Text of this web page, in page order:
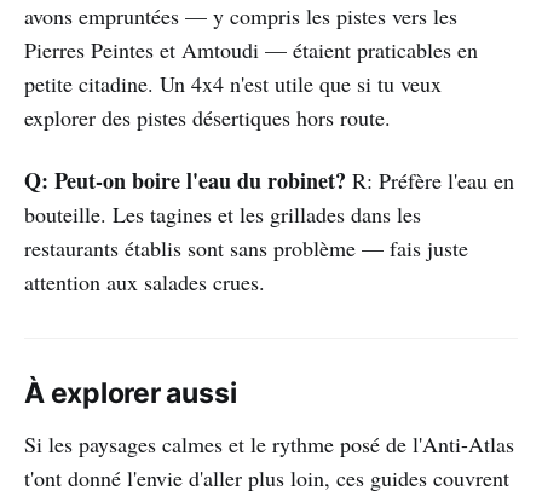
avons empruntées — y compris les pistes vers les
Pierres Peintes et Amtoudi — étaient praticables en
petite citadine. Un 4x4 n'est utile que si tu veux
explorer des pistes désertiques hors route.
Q: Peut-on boire l'eau du robinet? R: Préfère l'eau en
bouteille. Les tagines et les grillades dans les
restaurants établis sont sans problème — fais juste
attention aux salades crues.
À explorer aussi
Si les paysages calmes et le rythme posé de l'Anti-Atlas
t'ont donné l'envie d'aller plus loin, ces guides couvrent